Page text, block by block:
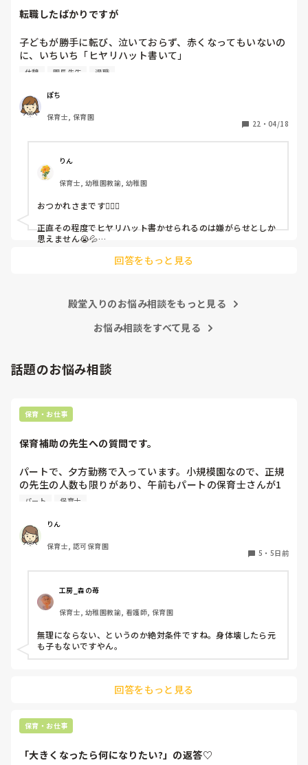
転職したばかりですが
子どもが勝手に転び、泣いておらず、赤くなってもいないの
に、いちいち「ヒヤリハット書いて」
と書かされ
（そう言う本人は書かない）
しかも、上司に↑この内容でも
ちゃんと考えて対策を練って書き込むようにと。
呼ばれて一緒に対策を考えさせられること多数
これだけで30〜40分拘束されて辛いです
皆さんの園はどうですか?
休憩 園長先生 退職
ぽち
保育士, 保育園
22 ・ 04/18
りん
保育士, 幼稚園教諭, 幼稚園
おつかれさまです🙇🏻‍♀️
正直その程度でヒヤリハット書かせられるのは嫌がらせとしか
思えません😭💦
回答をもっと見る
殿堂入りのお悩み相談をもっと見る
お悩み相談をすべて見る
話題のお悩み相談
保育・お仕事
保育補助の先生への質問です。
パートで、夕方勤務で入っています。小規模園なので、正規
の先生の人数も限りがあり、午前もパートの保育士さんが1
人いたのですが、辞められて配置的にはギリギリで回されて
私自身、他にダブルワークもせず、午前、自分の家の用事だ
けで特に忙しくもないので、もともと、100名を超える保育
園でフリーをしていたこともあり、午前保育も業務的には大
せん。
上のような状況だと、皆さんなら、午前保育、手伝います
園長からは、この日、大丈夫とか聞かれたりします。が、辛
ければ大丈夫だからとも言われます。正規の先生の体力の方
も心配です。
パート 保育士
りん
保育士, 認可保育園
5 ・ 5日前
工房_森の苺
保育士, 幼稚園教諭, 看護師, 保育園
無理にならない、というのか絶対条件ですね。身体壊したら元
も子もないですやん。
回答をもっと見る
保育・お仕事
「大きくなったら何になりたい?」の返答♡